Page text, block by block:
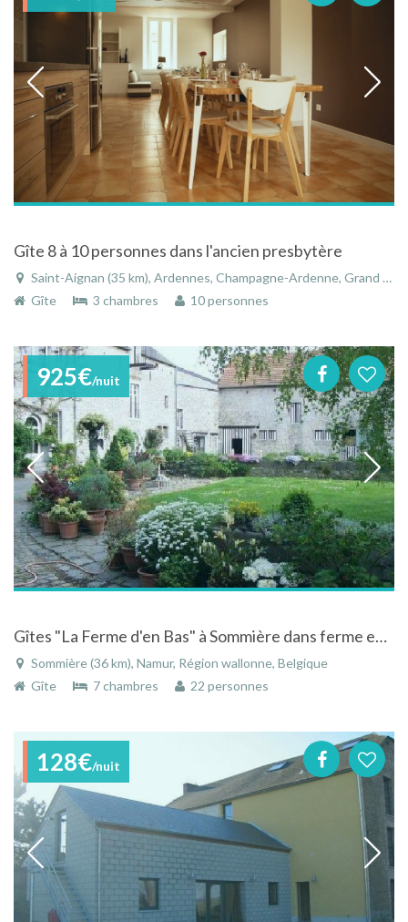
Gîte 8 à 10 personnes dans l'ancien presbytère
Saint-Aignan (35 km), Ardennes, Champagne-Ardenne, Grand Est, France
Gîte
3 chambres 10 personnes
925€/nuit
Gîtes "La Ferme d'en Bas" à Sommière dans ferme en carré, proche de Dinant et Maredsous
Sommière (36 km), Namur, Région wallonne, Belgique
Gîte
7 chambres 22 personnes
128€/nuit